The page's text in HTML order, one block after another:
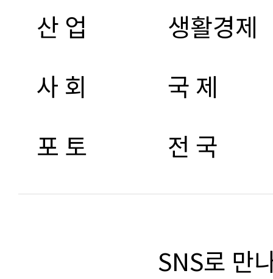
산 업
생활경제
사 회
국 제
포 토
전 국
SNS로 만